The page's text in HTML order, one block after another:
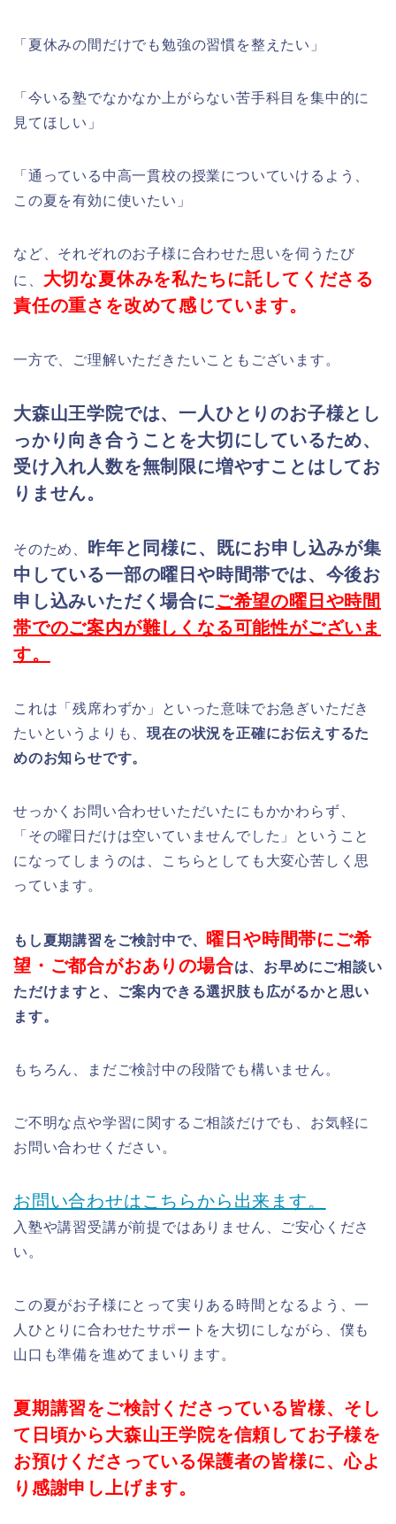
「夏休みの間だけでも勉強の習慣を整えたい」
「今いる塾でなかなか上がらない苦手科目を集中的に
見てほしい」
「通っている中高一貫校の授業についていけるよう、
この夏を有効に使いたい」
など、それぞれのお子様に合わせた思いを伺うたび
に、 大切な夏休みを私たちに託してくださる
責任の重さを改めて感じています。
一方で、ご理解いただきたいこともございます。
大森山王学院では、一人ひとりのお子様とし
っかり向き合うことを大切にしているため、
受け入れ人数を無制限に増やすことはしてお
りません。
そのため、
昨年と同様に、既にお申し込みが集
中している一部の曜日や時間帯では、今後お
申し込みいただく場合にご希望の曜日や時間
帯でのご案内が難しくなる可能性がございま
す。
これは「残席わずか」といった意味でお急ぎいただき
たいというよりも、現在の状況を正確にお伝えするた
めのお知らせです。
せっかくお問い合わせいただいたにもかかわらず、
「その曜日だけは空いていませんでした」ということ
になってしまうのは、こちらとしても大変心苦しく思
っています。
もし夏期講習をご検討中で、
曜日や時間帯にご希
望・ご都合がおありの場合は、お早めにご相談い
ただけますと、ご案内できる選択肢も広がるかと思い
ます。
もちろん、まだご検討中の段階でも構いません。
ご不明な点や学習に関するご相談だけでも、お気軽に
お問い合わせください。
お問い合わせはこちらから出来ます。
入塾や講習受講が前提ではありません、ご安心くださ
い。
この夏がお子様にとって実りある時間となるよう、一
人ひとりに合わせたサポートを大切にしながら、僕も
山口も準備を進めてまいります。
夏期講習をご検討くださっている皆様、そし
て日頃から大森山王学院を信頼してお子様を
お預けくださっている保護者の皆様に、心よ
り感謝申し上げます。